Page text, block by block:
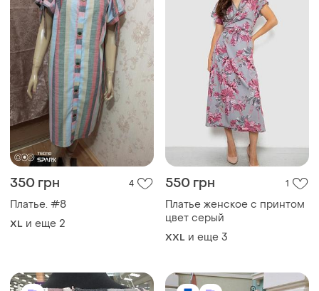
350 грн 4
Платье. #8
XL и еще 2
550 грн 1
Платье женское с принтом
цвет серый
XXL и еще 3